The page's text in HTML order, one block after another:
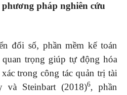
pháp nghiên cứu
đổi số, phần mềm kế toán
trọng giúp tự động hóa
trong công tác quản trị tài
và Steinbart (2018)6, phần